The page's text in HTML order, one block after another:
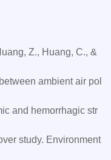
Z., Huang, C., &
ambient air pol
and hemorrhagic str
study. Environment